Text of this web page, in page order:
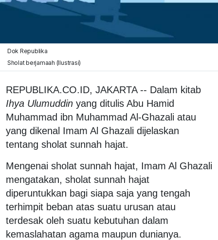
Dok Republika
Sholat berjamaah (Ilustrasi)
REPUBLIKA.CO.ID, JAKARTA -- Dalam kitab
Ihya Ulumuddin yang ditulis Abu Hamid
Muhammad ibn Muhammad Al-Ghazali atau
yang dikenal Imam Al Ghazali dijelaskan
tentang sholat sunnah hajat.
Mengenai sholat sunnah hajat, Imam Al Ghazali
mengatakan, sholat sunnah hajat
diperuntukkan bagi siapa saja yang tengah
terhimpit beban atas suatu urusan atau
terdesak oleh suatu kebutuhan dalam
kemaslahatan agama maupun dunianya.